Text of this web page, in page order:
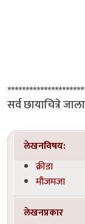
सर्व छायाचित्रे
लेखनविषय:
क्रीडा
मौजमजा
लेखनप्रकार